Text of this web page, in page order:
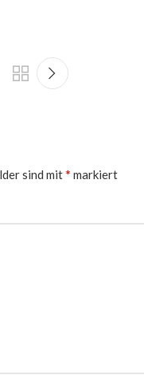
sind mit* markiert